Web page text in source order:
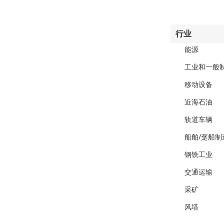
行业
能源
工业和一般
移动设备
近海石油
轨道车辆
船舶/趸船制
钢铁工业
交通运输
采矿
风塔